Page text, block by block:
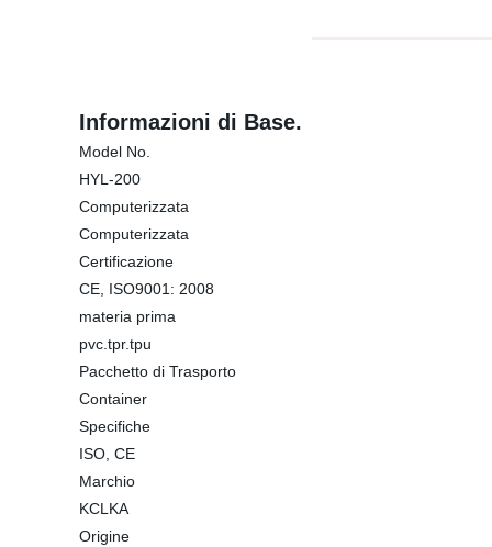
Informazioni di Base.
Model No.
HYL-200
Computerizzata
Computerizzata
Certificazione
CE, ISO9001: 2008
materia prima
pvc.tpr.tpu
Pacchetto di Trasporto
Container
Specifiche
ISO, CE
Marchio
KCLKA
Origine